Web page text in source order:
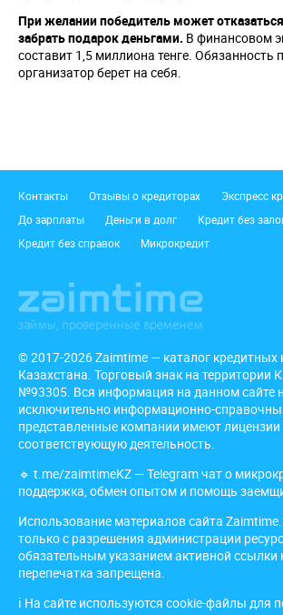
При желании победитель может
забрать подарок деньгами. В финансовом
составит 1,5 миллиона тенге. Обязанность
организатор берет на себя.
Подвал
Контакты Отзывы о кредиторах
Экспресс
До зарплаты
Деньги в долг
Кредит без
Кредит без справок
Микрокредит
© 2017-2026 Zaimtime — каталог кредитных
Казахстана. Торговый знак на территории
№93305. Вся информация на данном сайте
исключительно информационно-
представленные компании имеют лицензии
соответствующую деятельность.
🔹 t.me/zaimtimeKZ — Telegram чат о
поддержка, обмен опытом и помощь
Использование материалов сайта
только с разрешения администрации
обязательным указанием активной ссылки
перепечатка запрещена.
ℹ️ На сайте используются cookie-файлы для